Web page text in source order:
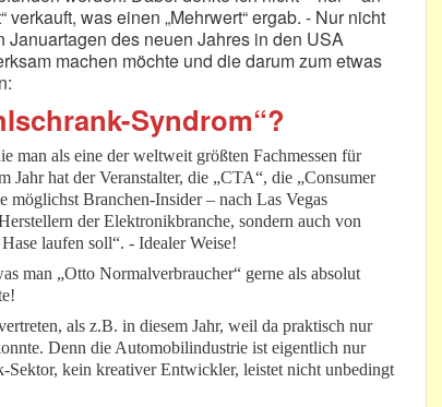
was einen „Mehrwert“ ergab. - Nur nicht
des neuen Jahres in den USA
machen möchte und die darum zum etwas
Syndrom“?
man als eine der weltweit größten Fachmessen für
hat der Veranstalter, die „CTA“, die „Consumer
möglichst Branchen-Insider – nach Las Vegas
der Elektronikbranche, sondern auch von
laufen soll“. - Idealer Weise!
man „Otto Normalverbraucher“ gerne als absolut
als z.B. in diesem Jahr, weil da praktisch nur
Denn die Automobilindustrie ist eigentlich nur
kein kreativer Entwickler, leistet nicht unbedingt